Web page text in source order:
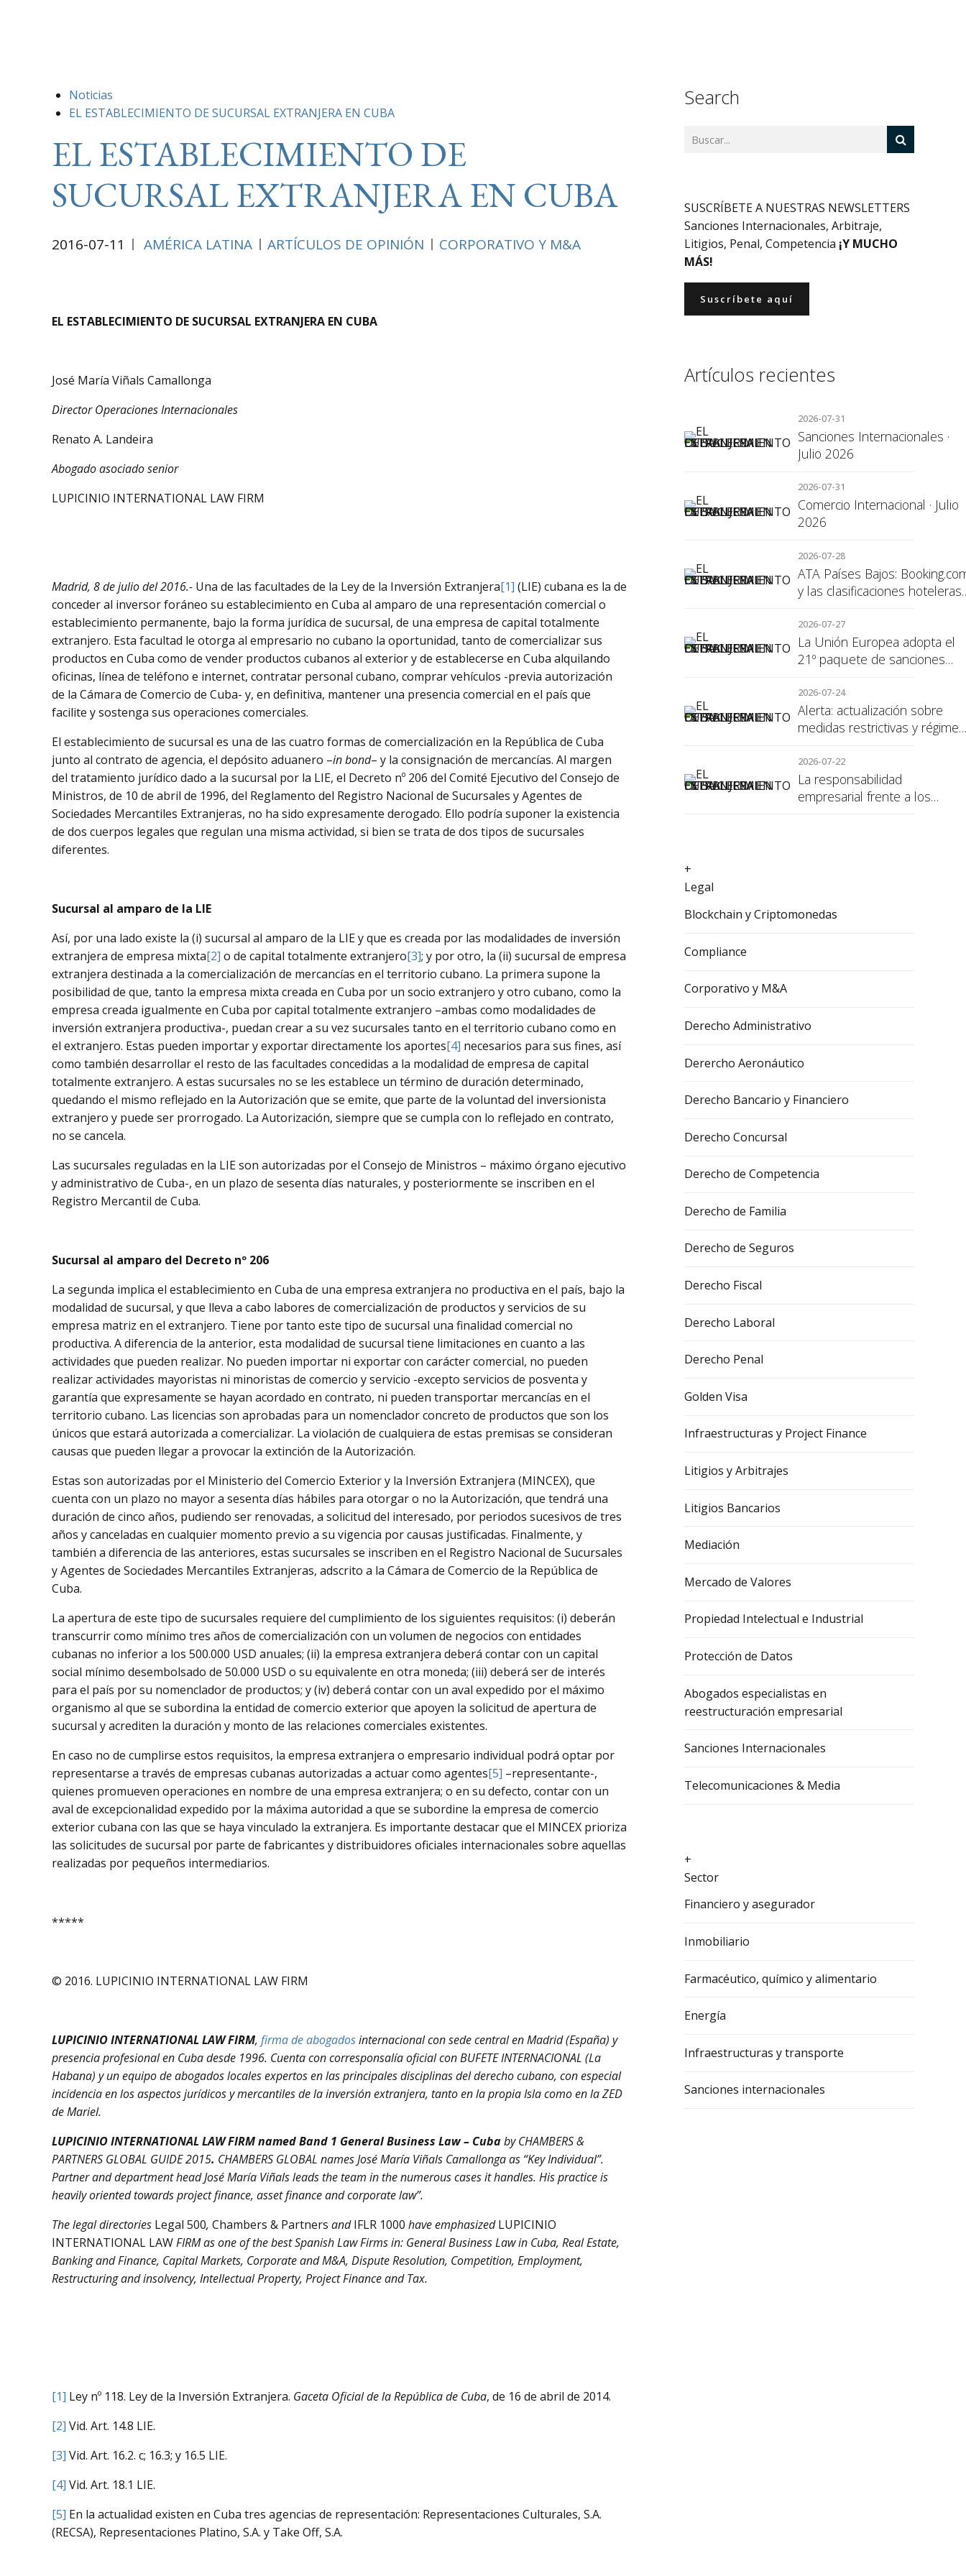
Noticias
EL ESTABLECIMIENTO DE SUCURSAL EXTRANJERA EN CUBA
EL ESTABLECIMIENTO DE
SUCURSAL EXTRANJERA EN CUBA
2016-07-11 AMÉRICA LATINA ARTÍCULOS DE OPINIÓN CORPORATIVO Y M&A
EL ESTABLECIMIENTO DE SUCURSAL EXTRANJERA EN CUBA
José María Viñals Camallonga
Director Operaciones Internacionales
Renato A. Landeira
Abogado asociado senior
LUPICINIO INTERNATIONAL LAW FIRM
Madrid, 8 de julio del 2016.- Una de las facultades de la Ley de la Inversión Extranjera[1] (LIE) cubana es la de
conceder al inversor foráneo su establecimiento en Cuba al amparo de una representación comercial o
establecimiento permanente, bajo la forma jurídica de sucursal, de una empresa de capital totalmente
extranjero. Esta facultad le otorga al empresario no cubano la oportunidad, tanto de comercializar sus
productos en Cuba como de vender productos cubanos al exterior y de establecerse en Cuba alquilando
oficinas, línea de teléfono e internet, contratar personal cubano, comprar vehículos -previa autorización
de la Cámara de Comercio de Cuba- y, en definitiva, mantener una presencia comercial en el país que
facilite y sostenga sus operaciones comerciales.
El establecimiento de sucursal es una de las cuatro formas de comercialización en la República de Cuba
junto al contrato de agencia, el depósito aduanero –in bond– y la consignación de mercancías. Al margen
del tratamiento jurídico dado a la sucursal por la LIE, el Decreto nº 206 del Comité Ejecutivo del Consejo de
Ministros, de 10 de abril de 1996, del Reglamento del Registro Nacional de Sucursales y Agentes de
Sociedades Mercantiles Extranjeras, no ha sido expresamente derogado. Ello podría suponer la existencia
de dos cuerpos legales que regulan una misma actividad, si bien se trata de dos tipos de sucursales
diferentes.
Sucursal al amparo de la LIE
Así, por una lado existe la (i) sucursal al amparo de la LIE y que es creada por las modalidades de inversión
extranjera de empresa mixta[2] o de capital totalmente extranjero[3]; y por otro, la (ii) sucursal de empresa
extranjera destinada a la comercialización de mercancías en el territorio cubano. La primera supone la
posibilidad de que, tanto la empresa mixta creada en Cuba por un socio extranjero y otro cubano, como la
empresa creada igualmente en Cuba por capital totalmente extranjero –ambas como modalidades de
inversión extranjera productiva-, puedan crear a su vez sucursales tanto en el territorio cubano como en
el extranjero. Estas pueden importar y exportar directamente los aportes[4] necesarios para sus fines, así
como también desarrollar el resto de las facultades concedidas a la modalidad de empresa de capital
totalmente extranjero. A estas sucursales no se les establece un término de duración determinado,
quedando el mismo reflejado en la Autorización que se emite, que parte de la voluntad del inversionista
extranjero y puede ser prorrogado. La Autorización, siempre que se cumpla con lo reflejado en contrato,
no se cancela.
Las sucursales reguladas en la LIE son autorizadas por el Consejo de Ministros – máximo órgano ejecutivo
y administrativo de Cuba-, en un plazo de sesenta días naturales, y posteriormente se inscriben en el
Registro Mercantil de Cuba.
Sucursal al amparo del Decreto nº 206
La segunda implica el establecimiento en Cuba de una empresa extranjera no productiva en el país, bajo la
modalidad de sucursal, y que lleva a cabo labores de comercialización de productos y servicios de su
empresa matriz en el extranjero. Tiene por tanto este tipo de sucursal una finalidad comercial no
productiva. A diferencia de la anterior, esta modalidad de sucursal tiene limitaciones en cuanto a las
actividades que pueden realizar. No pueden importar ni exportar con carácter comercial, no pueden
realizar actividades mayoristas ni minoristas de comercio y servicio -excepto servicios de posventa y
garantía que expresamente se hayan acordado en contrato, ni pueden transportar mercancías en el
territorio cubano. Las licencias son aprobadas para un nomenclador concreto de productos que son los
únicos que estará autorizada a comercializar. La violación de cualquiera de estas premisas se consideran
causas que pueden llegar a provocar la extinción de la Autorización.
Estas son autorizadas por el Ministerio del Comercio Exterior y la Inversión Extranjera (MINCEX), que
cuenta con un plazo no mayor a sesenta días hábiles para otorgar o no la Autorización, que tendrá una
duración de cinco años, pudiendo ser renovadas, a solicitud del interesado, por periodos sucesivos de tres
años y canceladas en cualquier momento previo a su vigencia por causas justificadas. Finalmente, y
también a diferencia de las anteriores, estas sucursales se inscriben en el Registro Nacional de Sucursales
y Agentes de Sociedades Mercantiles Extranjeras, adscrito a la Cámara de Comercio de la República de
Cuba.
La apertura de este tipo de sucursales requiere del cumplimiento de los siguientes requisitos: (i) deberán
transcurrir como mínimo tres años de comercialización con un volumen de negocios con entidades
cubanas no inferior a los 500.000 USD anuales; (ii) la empresa extranjera deberá contar con un capital
social mínimo desembolsado de 50.000 USD o su equivalente en otra moneda; (iii) deberá ser de interés
para el país por su nomenclador de productos; y (iv) deberá contar con un aval expedido por el máximo
organismo al que se subordina la entidad de comercio exterior que apoyen la solicitud de apertura de
sucursal y acrediten la duración y monto de las relaciones comerciales existentes.
En caso no de cumplirse estos requisitos, la empresa extranjera o empresario individual podrá optar por
representarse a través de empresas cubanas autorizadas a actuar como agentes[5] –representante-,
quienes promueven operaciones en nombre de una empresa extranjera; o en su defecto, contar con un
aval de excepcionalidad expedido por la máxima autoridad a que se subordine la empresa de comercio
exterior cubana con las que se haya vinculado la extranjera. Es importante destacar que el MINCEX prioriza
las solicitudes de sucursal por parte de fabricantes y distribuidores oficiales internacionales sobre aquellas
realizadas por pequeños intermediarios.
*****
© 2016. LUPICINIO INTERNATIONAL LAW FIRM
LUPICINIO INTERNATIONAL LAW FIRM, firma de abogadosinternacional con sede central en Madrid (España) y
presencia profesional en Cuba desde 1996. Cuenta con corresponsalía oficial con BUFETE INTERNACIONAL (La
Habana) y un equipo de abogados locales expertos en las principales disciplinas del derecho cubano, con especial
incidencia en los aspectos jurídicos y mercantiles de la inversión extranjera, tanto en la propia Isla como en la ZED
de Mariel.
LUPICINIO INTERNATIONAL LAW FIRM named Band 1 General Business Law – Cubaby CHAMBERS &
PARTNERS GLOBAL GUIDE 2015. CHAMBERS GLOBAL names José María Viñals Camallonga as “Key Individual”.
Partner and department head José María Viñals leads the team in the numerous cases it handles. His practice is
heavily oriented towards project finance, asset finance and corporate law”.
The legal directories Legal 500, Chambers & Partners andIFLR 1000 have emphasizedLUPICINIO
INTERNATIONAL LAWFIRM as one of the best Spanish Law Firms in: General Business Law in Cuba, Real Estate,
Banking and Finance, Capital Markets, Corporate and M&A, Dispute Resolution, Competition, Employment,
Restructuring and insolvency, Intellectual Property, Project Finance and Tax.
[1] Ley nº 118. Ley de la Inversión Extranjera. Gaceta Oficial de la República de Cuba, de 16 de abril de 2014.
[2] Vid. Art. 14.8 LIE.
[3] Vid. Art. 16.2. c; 16.3; y 16.5 LIE.
[4] Vid. Art. 18.1 LIE.
[5] En la actualidad existen en Cuba tres agencias de representación: Representaciones Culturales, S.A.
(RECSA), Representaciones Platino, S.A. y Take Off, S.A.
Search
SUSCRÍBETE A NUESTRAS NEWSLETTERS
Sanciones Internacionales, Arbitraje,
Litigios, Penal, Competencia ¡Y MUCHO
MÁS!
Suscríbete aquí
Artículos recientes
2026-07-31
Sanciones Internacionales ·
Julio 2026
2026-07-31
Comercio Internacional · Julio
2026
2026-07-28
ATA Países Bajos:
y las clasificaciones hoteleras,
para el consumidor
2026-07-27
La Unión Europea adopta el
21º paquete de sanciones
2026-07-24
Alerta: actualización sobre
medidas restrictivas y régimen
2026-07-22
La responsabilidad
empresarial frente a los
+
Legal
Blockchain y Criptomonedas
Compliance
Corporativo y M&A
Derecho Administrativo
Derercho Aeronáutico
Derecho Bancario y Financiero
Derecho Concursal
Derecho de Competencia
Derecho de Familia
Derecho de Seguros
Derecho Fiscal
Derecho Laboral
Derecho Penal
Golden Visa
Infraestructuras y Project Finance
Litigios y Arbitrajes
Litigios Bancarios
Mediación
Mercado de Valores
Propiedad Intelectual e Industrial
Protección de Datos
Abogados especialistas en
reestructuración empresarial
Sanciones Internacionales
Telecomunicaciones & Media
+
Sector
Financiero y asegurador
Inmobiliario
Farmacéutico, químico y alimentario
Energía
Infraestructuras y transporte
Sanciones internacionales